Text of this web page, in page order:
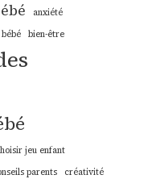
anxiété
bien-être
jeu enfant
parents
créativité